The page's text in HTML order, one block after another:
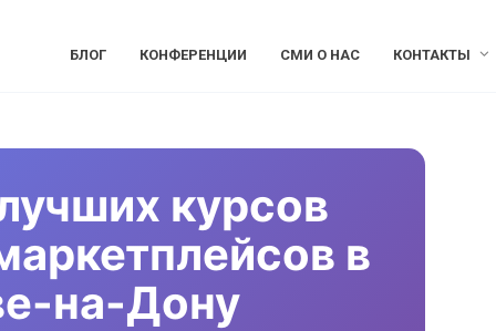
БЛОГ КОНФЕРЕНЦИИ СМИ О НАС КОНТАКТЫ
курсов
в
на-Дону